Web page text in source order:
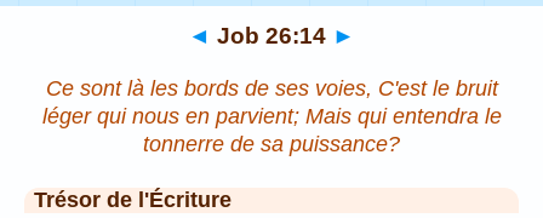
◄ Job 26:14 ►
Ce sont là les bords de ses voies, C'est le bruit
léger qui nous en parvient; Mais qui entendra le
tonnerre de sa puissance?
Trésor de l'Écriture